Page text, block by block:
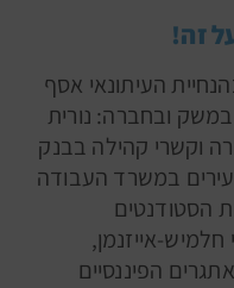
זה!
העיתונאי אסף
ובחברה: נורית
וקשרי קהילה בבנק
במשרד העבודה
הסטודנטים
אייזנמן,
הפיננסיים